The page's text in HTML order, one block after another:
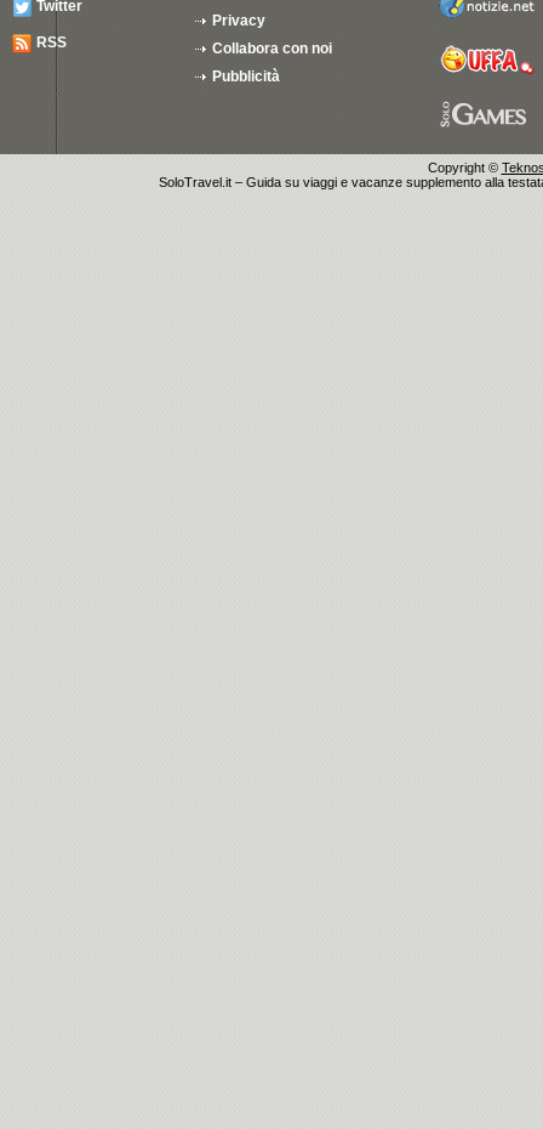
Twitter
RSS
Privacy
Collabora con noi
Pubblicità
Copyright ©
SoloTravel.it – Guida su viaggi e vacanze supplemento alla